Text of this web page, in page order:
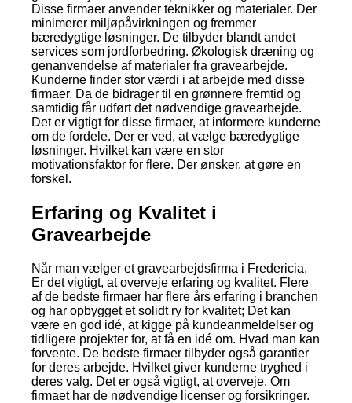
Disse firmaer anvender teknikker og materialer. Der
minimerer miljøpåvirkningen og fremmer
bæredygtige løsninger. De tilbyder blandt andet
services som jordforbedring. Økologisk dræning og
genanvendelse af materialer fra gravearbejde.
Kunderne finder stor værdi i at arbejde med disse
firmaer. Da de bidrager til en grønnere fremtid og
samtidig får udført det nødvendige gravearbejde.
Det er vigtigt for disse firmaer, at informere kunderne
om de fordele. Der er ved, at vælge bæredygtige
løsninger. Hvilket kan være en stor
motivationsfaktor for flere. Der ønsker, at gøre en
forskel.
Erfaring og Kvalitet i
Gravearbejde
Når man vælger et gravearbejdsfirma i Fredericia.
Er det vigtigt, at overveje erfaring og kvalitet. Flere
af de bedste firmaer har flere års erfaring i branchen
og har opbygget et solidt ry for kvalitet; Det kan
være en god idé, at kigge på kundeanmeldelser og
tidligere projekter for, at få en idé om. Hvad man kan
forvente. De bedste firmaer tilbyder også garantier
for deres arbejde. Hvilket giver kunderne tryghed i
deres valg. Det er også vigtigt, at overveje. Om
firmaet har de nødvendige licenser og forsikringer.